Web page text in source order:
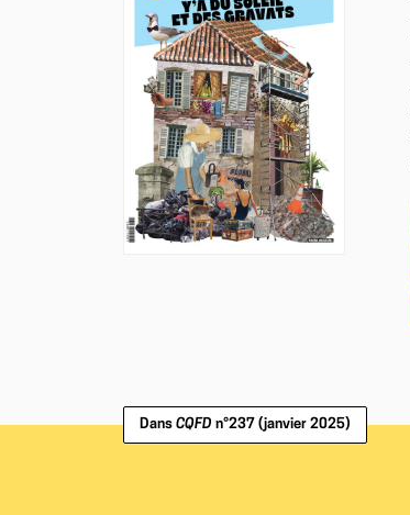
Dans CQFD n°237 (janvier 2025)